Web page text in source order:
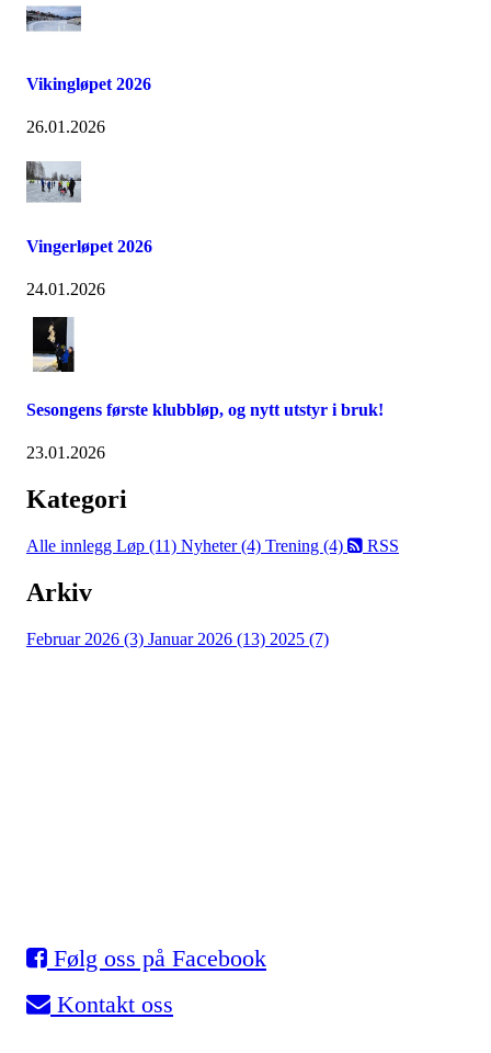
Vikingløpet 2026
26.01.2026
Vingerløpet 2026
24.01.2026
Sesongens første klubbløp, og nytt utstyr i bruk!
23.01.2026
Kategori
Alle innlegg Løp (11) Nyheter (4) Trening (4) RSS
Arkiv
Februar 2026 (3) Januar 2026 (13) 2025 (7)
Følg oss på Facebook
Kontakt oss